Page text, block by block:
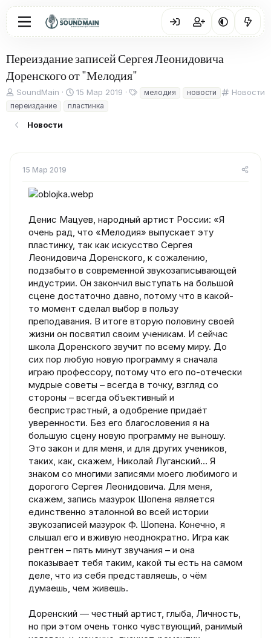
Переиздание записей Сергея Леонидовича
Доренского от "Мелодия"
К
Новости
А
в
т
о
SoundMain
Д
а
т
15 Мар 2019 мелодия
новости
переиздание
пластинка
Новости
15 Мар 2019
Денис Мацуев, народный артист России: «Я
очень рад, что «Мелодия» выпускает эту
пластинку, так как искусство Сергея
Леонидовича Доренского, к сожалению,
подзабыто в современной звукозаписывающей
индустрии. Он закончил выступать на большой
сцене достаточно давно, потому что в какой-
то момент сделал выбор в пользу
преподавания. В итоге вторую половину своей
жизни он посвятил своим ученикам. И сейчас
школа Доренского звучит по всему миру. До
сих пор любую новую программу я сначала
играю профессору, потому что его по-отечески
мудрые советы – всегда в точку, взгляд со
стороны – всегда объективный и
беспристрастный, а одобрение придаёт
уверенности. Без его благословения я на
большую сцену новую программу не выношу.
Это закон и для меня, и для других учеников,
таких, как, скажем, Николай Луганский… Я
знаком со многими записями моего любимого и
дорогого Сергея Леонидовича. Для меня,
скажем, запись мазурок Шопена является
единственно эталонной во всей истории
звукозаписей мазурок Ф. Шопена. Конечно, я
слышал его и вживую неоднократно. Игра как
рентген – пять минут звучания – и она
показывает тебя таким, какой ты есть на самом
деле, что из себя представляешь, о чём
думаешь, чем живешь.
Доренский — честный артист, глыба, Личность,
но при этом очень тонко чувствующий, ранимый